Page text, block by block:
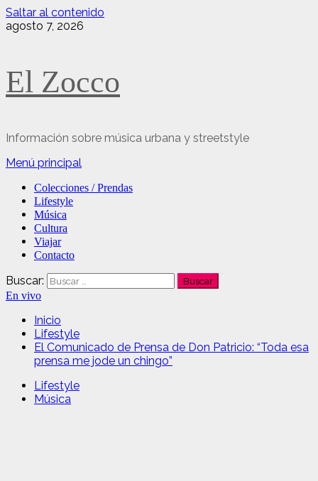
Saltar al contenido
agosto 7, 2026
El Zocco
Información sobre música urbana y streetstyle
Menú principal
Colecciones / Prendas
Lifestyle
Música
Cultura
Viajar
Contacto
Buscar:
En vivo
Inicio
Lifestyle
El Comunicado de Prensa de Don Patricio: “Toda esa
prensa me jode un chingo”
Lifestyle
Música